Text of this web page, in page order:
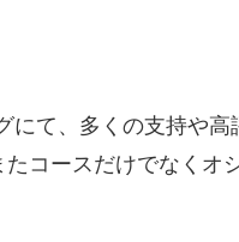
にて、多くの支持や
コースだけでなくオ